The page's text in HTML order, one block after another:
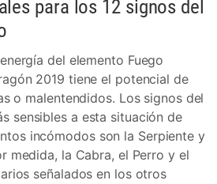
para los 12 signos del
del elemento Fuego
2019 tiene el potencial de
o malentendidos. Los signos del
sensibles a esta situación de
incómodos son la Serpiente y
medida, la Cabra, el Perro y el
señalados en los otros